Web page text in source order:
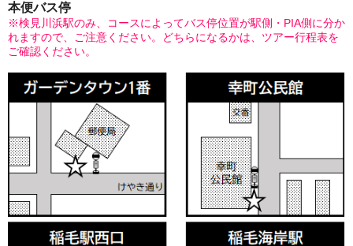
本便バス停
※検見川浜駅のみ、コースによってバス停位置が駅側・PIA側に分か
れますので、ご注意ください。どちらになるかは、ツアー行程表を
ご確認ください。